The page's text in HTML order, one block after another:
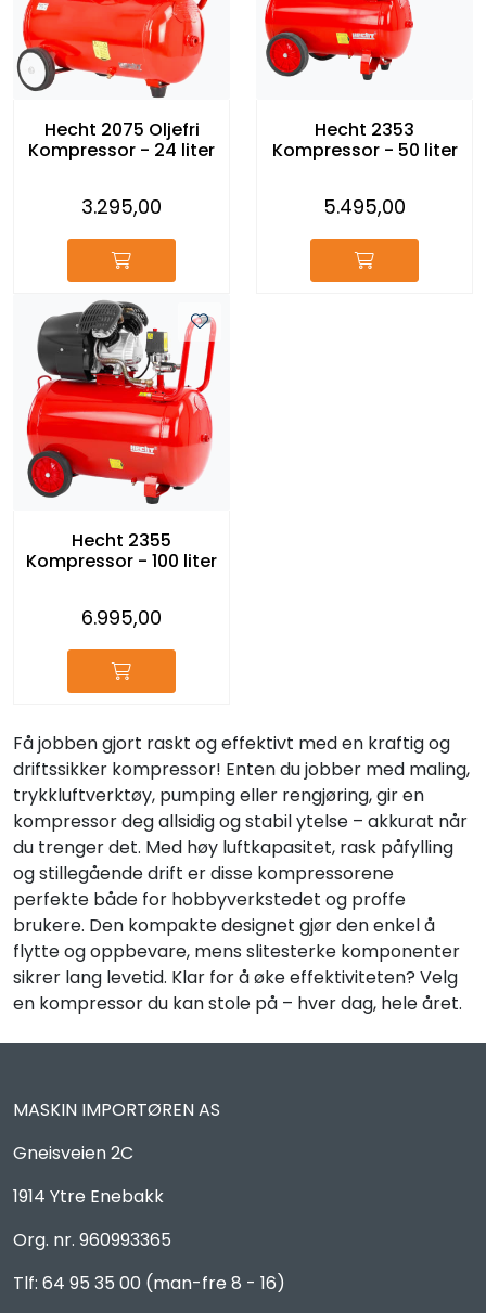
Hecht 2075 Oljefri
Kompressor - 24 liter
3.295,00
Hecht 2353
Kompressor - 50 liter
5.495,00
Hecht 2355
Kompressor - 100 liter
6.995,00
Få jobben gjort raskt og effektivt med en kraftig og
driftssikker kompressor! Enten du jobber med maling,
trykkluftverktøy, pumping eller rengjøring, gir en
kompressor deg allsidig og stabil ytelse – akkurat når
du trenger det. Med høy luftkapasitet, rask påfylling
og stillegående drift er disse kompressorene
perfekte både for hobbyverkstedet og proffe
brukere. Den kompakte designet gjør den enkel å
flytte og oppbevare, mens slitesterke komponenter
sikrer lang levetid. Klar for å øke effektiviteten? Velg
en kompressor du kan stole på – hver dag, hele året.
MASKIN IMPORTØREN AS
Gneisveien 2C
1914 Ytre Enebakk
Org. nr. 960993365
Tlf: 64 95 35 00 (man-fre 8 - 16)
Kataloger